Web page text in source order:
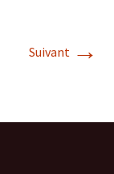
Suivant →